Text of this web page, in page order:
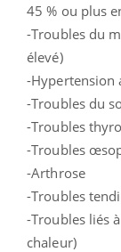
45 % ou plus
-Troubles du
élevé)
-Hypertension
-Troubles du
-Troubles
-Troubles
-Arthrose
-Troubles
-Troubles liés
chaleur)